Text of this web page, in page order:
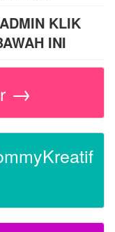
KLIK
INI
→